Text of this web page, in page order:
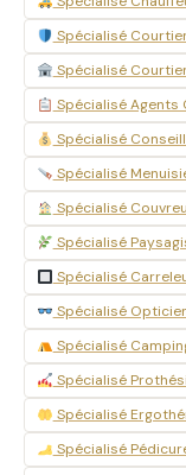
Spécialisé
Spécialisé
Spécialisé Agents
Spécialisé
Spécialisé
Spécialisé
Spécialisé
Spécialisé
Spécialisé
Spécialisé
Spécialisé
Spécialisé
Spécialisé